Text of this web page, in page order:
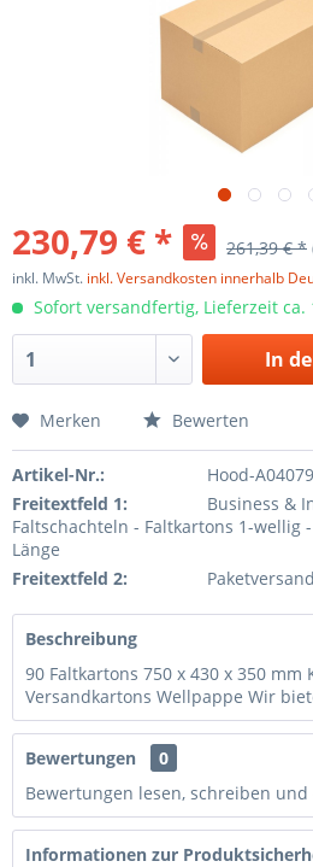
230,79 € * 261,39 € *
inkl. MwSt. inkl. Versandkosten innerhalb
Sofort versandfertig, Lieferzeit ca.
In
Merken Bewerten
Artikel-Nr.:
Hood-
Freitextfeld 1:
Business &
Faltschachteln - Faltkartons 1-wellig
Länge
Freitextfeld 2:
Paketversand
Beschreibung
90 Faltkartons 750 x 430 x 350 mm
Versandkartons Wellpappe Wir
Bewertungen
0
Bewertungen lesen, schreiben
Informationen zur